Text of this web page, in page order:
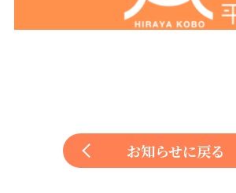
お知らせに戻る